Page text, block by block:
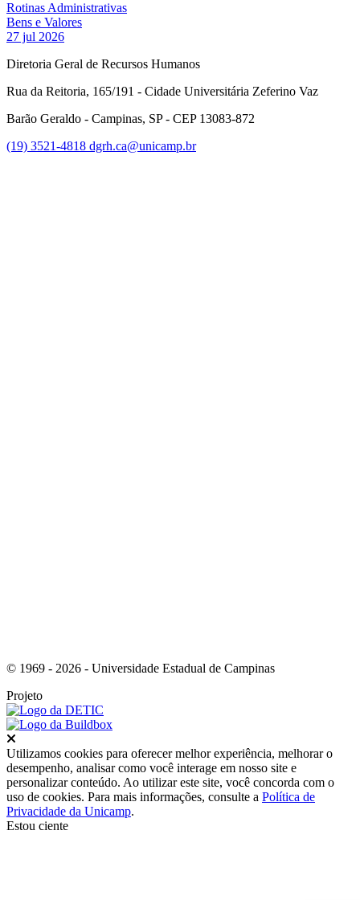
Rotinas Administrativas
Bens e Valores
27 jul 2026
Diretoria Geral de Recursos Humanos
Rua da Reitoria, 165/191 - Cidade Universitária Zeferino Vaz
Barão Geraldo - Campinas, SP - CEP 13083-872
(19) 3521-4818 dgrh.ca@unicamp.br
© 1969 - 2026 - Universidade Estadual de Campinas
Projeto
Utilizamos cookies para oferecer melhor experiência, melhorar o
desempenho, analisar como você interage em nosso site e
personalizar conteúdo. Ao utilizar este site, você concorda com o
uso de cookies. Para mais informações, consulte a Política de
Privacidade da Unicamp.
Estou ciente